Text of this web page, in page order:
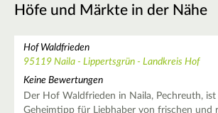
Höfe und Märkte in der Nähe
Hof Waldfrieden
95119 Naila - Lippertsgrün - Landkreis Hof
Keine Bewertungen
Der Hof Waldfrieden in Naila, Pechreuth,
Geheimtipp für Liebhaber von frischen und